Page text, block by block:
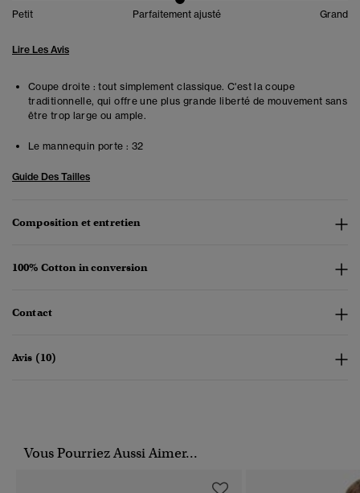
Petit Parfaitement ajusté Grand
Lire Les Avis
Coupe droite : tout simplement classique. C'est la coupe
traditionnelle, qui offre une plus grande liberté de mouvement sans
être trop large ou ample.
Le mannequin porte : 32
Guide Des Tailles
Composition et entretien
100% Cotton in conversion
Contact
Avis (10)
Vous Pourriez Aussi Aimer...